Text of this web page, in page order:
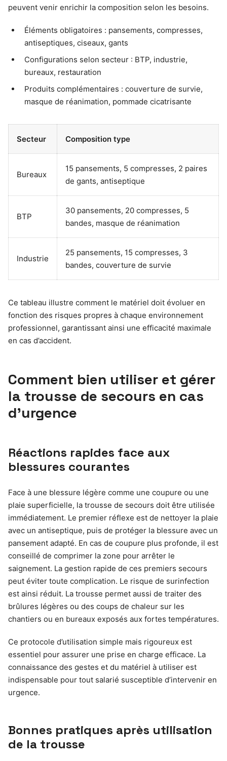
peuvent venir enrichir la composition selon les besoins.
Éléments obligatoires : pansements, compresses,
antiseptiques, ciseaux, gants
Configurations selon secteur : BTP, industrie,
bureaux, restauration
Produits complémentaires : couverture de survie,
masque de réanimation, pommade cicatrisante
Secteur Composition type
Bureaux
15 pansements, 5 compresses, 2 paires
de gants, antiseptique
BTP
30 pansements, 20 compresses, 5
bandes, masque de réanimation
Industrie
25 pansements, 15 compresses, 3
bandes, couverture de survie
Ce tableau illustre comment le matériel doit évoluer en
fonction des risques propres à chaque environnement
professionnel, garantissant ainsi une efficacité maximale
en cas d’accident.
Comment bien utiliser et gérer
la trousse de secours en cas
d’urgence
Réactions rapides face aux
blessures courantes
Face à une blessure légère comme une coupure ou une
plaie superficielle, la trousse de secours doit être utilisée
immédiatement. Le premier réflexe est de nettoyer la plaie
avec un antiseptique, puis de protéger la blessure avec un
pansement adapté. En cas de coupure plus profonde, il est
conseillé de comprimer la zone pour arrêter le
saignement. La gestion rapide de ces premiers secours
peut éviter toute complication. Le risque de surinfection
est ainsi réduit. La trousse permet aussi de traiter des
brûlures légères ou des coups de chaleur sur les
chantiers ou en bureaux exposés aux fortes températures.
Ce protocole d’utilisation simple mais rigoureux est
essentiel pour assurer une prise en charge efficace. La
connaissance des gestes et du matériel à utiliser est
indispensable pour tout salarié susceptible d’intervenir en
urgence.
Bonnes pratiques après utilisation
de la trousse